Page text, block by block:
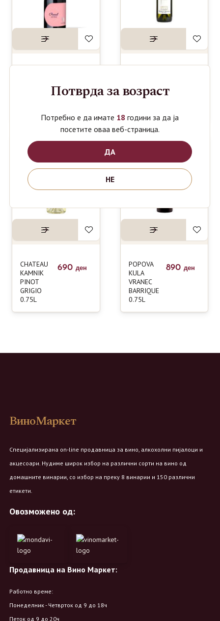
ZILAVKA
KLASIK
CHATEAU
KAMNIK
PINOT
GRIGIO
0.75L
690 ден
POPOVA
KULA
VRANEC
BARRIQUE
0.75L
890 ден
ВиноМаркет
Специјализирана on-line продавница за вино, алкохолни пијалоци и
акцесоари. Нудиме широк избор на различни сорти на вино од
домашните винарии, со избор на преку 8 винарии и 150 различни
етикети.
Овозможено од:
Продавница на Вино Маркет:
Работно време:
Понеделник - Четврток од 9 до 18ч
Петок од 9 до 20ч
Потврда за возраст
Потребно е да имате 18 години за да ја
посетите оваа веб-страница.
ДА
НЕ